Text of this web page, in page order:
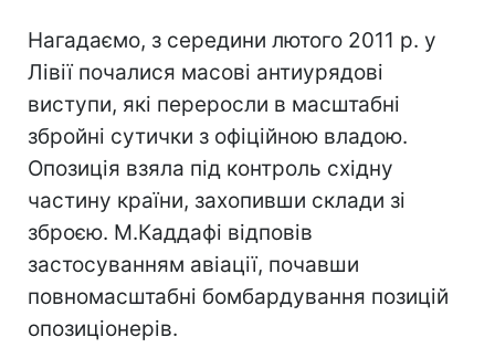
Нагадаємо, з середини лютого 2011 р. у
Лівії почалися масові антиурядові
виступи, які переросли в масштабні
збройні сутички з офіційною владою.
Опозиція взяла під контроль східну
частину країни, захопивши склади зі
зброєю. М.Каддафі відповів
застосуванням авіації, почавши
повномасштабні бомбардування позицій
опозиціонерів.